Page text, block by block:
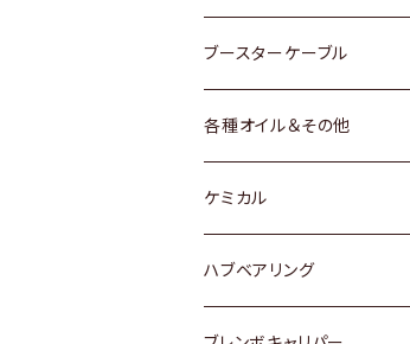
レクサス
スバル
マツダ
三菱
スバル
スバル
ダイハツ
マツダ
ダイハツ
マツダ
スバル
トヨタ
ホンダ
スズキ
日産
ブースターケーブル
各種オイル＆その他
ディーデル洗浄添加剤
ケミカル
ハブベアリング